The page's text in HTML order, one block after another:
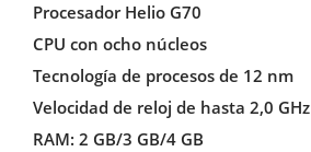
Procesador Helio G70
CPU con ocho núcleos
Tecnología de procesos de 12 nm
Velocidad de reloj de hasta 2,0 GHz
RAM: 2 GB/3 GB/4 GB